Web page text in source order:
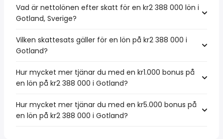
Vad är nettolönen efter skatt för en kr2 388 000 lön i
Gotland, Sverige?
Vilken skattesats gäller för en lön på kr2 388 000 i
Gotland?
Hur mycket mer tjänar du med en kr1.000 bonus på
en lön på kr2 388 000 i Gotland?
Hur mycket mer tjänar du med en kr5.000 bonus på
en lön på kr2 388 000 i Gotland?